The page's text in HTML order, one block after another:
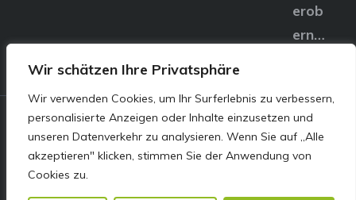
Wir schätzen Ihre Privatsphäre
Wir verwenden Cookies, um Ihr Surferlebnis zu verbessern,
personalisierte Anzeigen oder Inhalte einzusetzen und
unseren Datenverkehr zu analysieren. Wenn Sie auf „Alle
akzeptieren" klicken, stimmen Sie der Anwendung von
Cookies zu.
erob
ern…
© E&S Motors GmbH,
Linzer Straße 83 4240
Freistadt